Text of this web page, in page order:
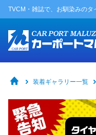
TVCM・雑誌で、お馴染みのタ
装着ギャラリー一覧